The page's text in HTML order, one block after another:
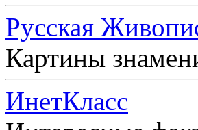
Русская
Картины
ИнетКласс